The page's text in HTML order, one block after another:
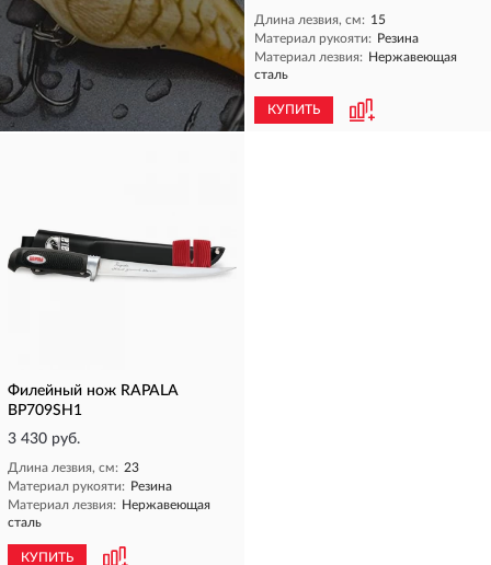
КУПИТЬ
Длина лезвия, см: 15
Материал рукояти: Резина
Материал лезвия: Нержавеющая
сталь
КУПИТЬ
Филейный нож RAPALA
BP709SH1
3 430 руб.
Длина лезвия, см: 23
Материал рукояти: Резина
Материал лезвия: Нержавеющая
сталь
КУПИТЬ